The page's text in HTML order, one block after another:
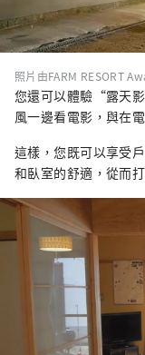
照片由FARM RESORT
您還可以體驗“露天
風一邊看電影，與在
這樣，您既可以享受
和臥室的舒適，從而